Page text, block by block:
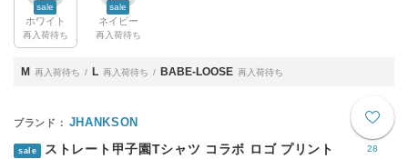
sale
ホワイト
再入荷待ち
sale
ネイビー
再入荷待ち
M 再入荷待ち L 再入荷待ち BABE-LOOSE 再入荷待ち
28
JHANKSON
sale
ストレート甲子園Tシャツ コラボ ロゴ プリント